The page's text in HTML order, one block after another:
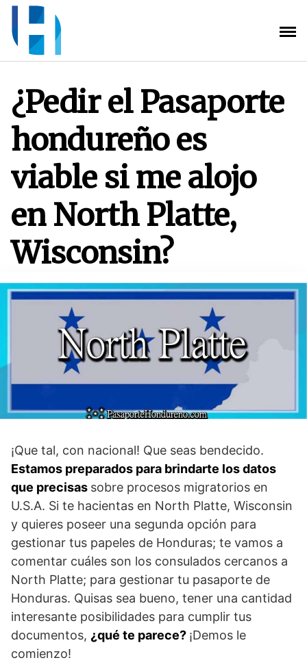
Saltar
contenido
¿Pedir el Pasaporte
hondureño es
viable si me alojo
en North Platte,
Wisconsin?
¡Que tal, con nacional! Que seas bendecido.
Estamos preparados para brindarte los datos
que precisas sobre procesos migratorios en
U.S.A. Si te hacientas en North Platte, Wisconsin
y quieres poseer una segunda opción para
gestionar tus papeles de Honduras; te vamos a
comentar cuáles son los consulados cercanos a
North Platte; para gestionar tu pasaporte de
Honduras. Quisas sea bueno, tener una cantidad
interesante posibilidades para cumplir tus
documentos, ¿qué te parece? ¡Demos le
comienzo!